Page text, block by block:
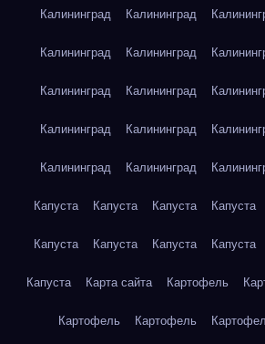
Калининград Калининград
Калининград Калининград
Калининград Калининград
Калининград Калининград
Калининград Калининград
Капуста Капуста Капуста Капуста
Капуста Капуста Капуста Капуста
Капуста Карта сайта Картофель
Картофель Картофель